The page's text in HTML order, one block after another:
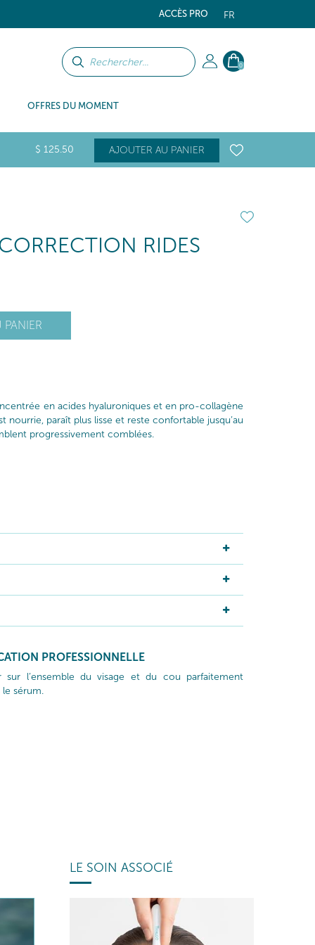
FR
ACCÈS PRO
0
OFFRES DU MOMENT
$ 125.50 AJOUTER AU PANIER
RIDES
en acides hyaluroniques et en pro-collagène
nourrie, paraît plus lisse et reste confortable jusqu’au
progressivement comblées.
PROFESSIONNELLE
l’ensemble du visage et du cou parfaitement
sérum.
LE SOIN ASSOCIÉ